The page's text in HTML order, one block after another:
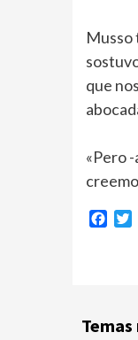
Musso
que
«Pero